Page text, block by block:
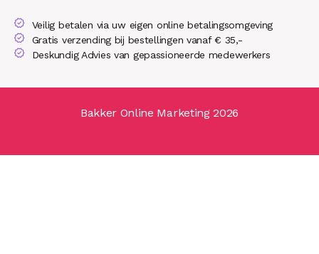
Veilig betalen via uw eigen online betalingsomgeving
Gratis verzending bij bestellingen vanaf € 35,-
Deskundig Advies van gepassioneerde medewerkers
Bakker Online Marketing 2026